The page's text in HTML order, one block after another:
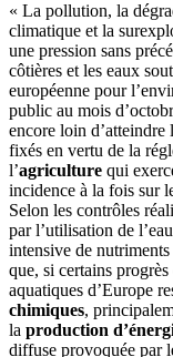
« La pollution, la
climatique et la
une pression sans
côtières et les eaux
européenne pour
public au mois
encore loin d’atteindre
fixés en vertu de la
l’agriculture qui
incidence à la fois sur
Selon les contrôles
par l’utilisation de
intensive de
que, si certains progrès
aquatiques d’Europe
chimiques,
la production
diffuse provoquée par